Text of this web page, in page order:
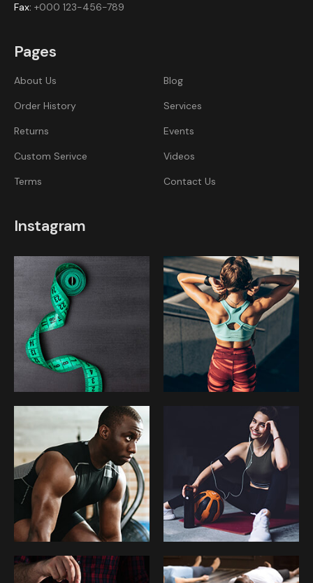
Fax: +000 123-456-789
Pages
About Us
Order History
Returns
Custom Serivce
Terms
Blog
Services
Events
Videos
Contact Us
Instagram